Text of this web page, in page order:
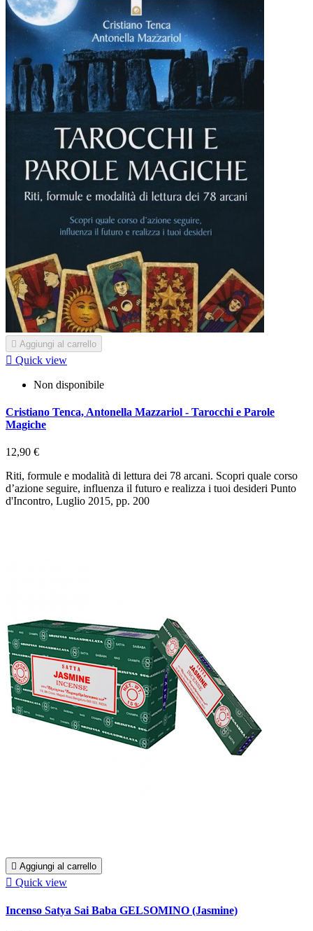
 Aggiungi al carrello
 Quick view
Non disponibile
Cristiano Tenca, Antonella Mazzariol - Tarocchi e Parole
Magiche
12,90 €
Riti, formule e modalità di lettura dei 78 arcani. Scopri quale corso
d’azione seguire, influenza il futuro e realizza i tuoi desideri Punto
d'Incontro, Luglio 2015, pp. 200
 Aggiungi al carrello
 Quick view
Incenso Satya Sai Baba GELSOMINO (Jasmine)